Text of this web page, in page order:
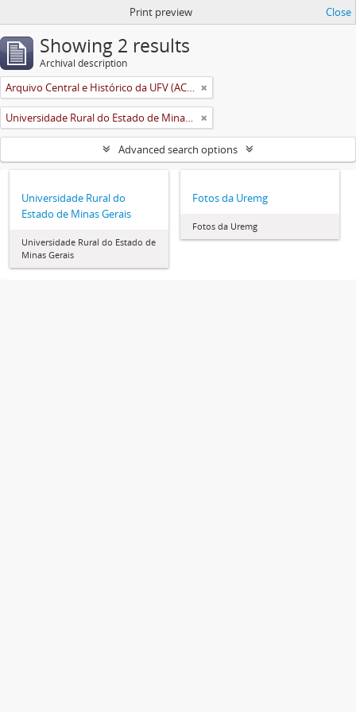
Print preview Close
Showing 2 results
Archival description
Arquivo Central e Histórico da UFV (ACH-UFV)
Universidade Rural do Estado de Minas Gerais (Uremg)
Advanced search options
Universidade Rural do
Estado de Minas Gerais
Universidade Rural do Estado de
Minas Gerais
Fotos da Uremg
Fotos da Uremg